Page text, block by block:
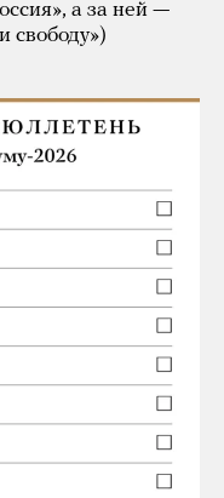
а за ней —
свободу»)